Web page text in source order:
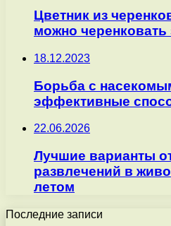
Цветник из
можно
18.12.2023
Борьба с
эффективные
22.06.2026
Лучшие варианты
развлечений в
летом
Последние записи